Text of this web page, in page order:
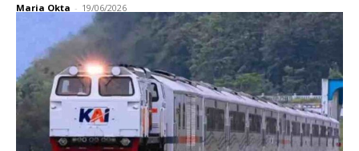
Maria Okta - 19/06/2026